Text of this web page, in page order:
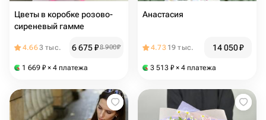
Цветы в коробке розово-
сиреневый гамме
4.663 тыс. 6 675₽8 900₽
1 669 ₽ × 4 платежа
Анастасия
4.73 19 тыс. 14 050₽
3 513 ₽ × 4 платежа